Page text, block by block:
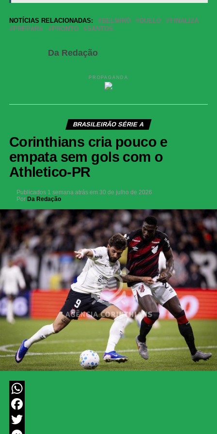
NOTÍCIAS RELACIONADAS: BELMIRO DUELO
FINALIZA
PREPARA
PRONTO SANTOS
Da Redação
PROPAGANDA
BRASILEIRÃO SÉRIE A
Corinthians cria pouco e
empata sem gols com o
Athletico-PR
Publicados 1 semana atrás em 30 de julho de 2026
Por Da Redação
WhatsApp
Facebook